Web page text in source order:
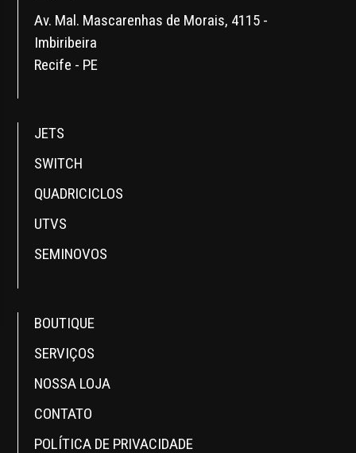
Av. Mal. Mascarenhas de Morais, 4115 -
Imbiribeira
Recife - PE
JETS
SWITCH
QUADRICICLOS
UTVS
SEMINOVOS
BOUTIQUE
SERVIÇOS
NOSSA LOJA
CONTATO
POLÍTICA DE PRIVACIDADE